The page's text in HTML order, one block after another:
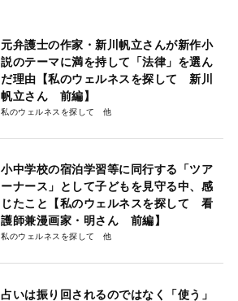
元弁護士の作家・新川帆立さんが新作小
説のテーマに満を持して「法律」を選ん
だ理由【私のウェルネスを探して 新川
帆立さん 前編】
私のウェルネスを探して
小中学校の宿泊学習等に同行する「ツア
ーナース」として子どもを見守る中、感
じたこと【私のウェルネスを探して 看
護師兼漫画家・明さん 前編】
私のウェルネスを探して
占いは振り回されるのではなく「使う」